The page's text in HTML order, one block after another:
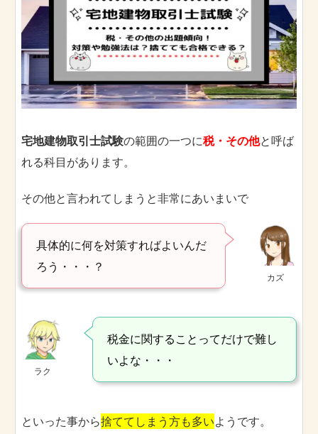
宅地建物取引士試験の範囲の一つに税・その他と呼ば
れる科目があります。
その他と言われてしまうと非常にあいまいで
カズ
具体的に何を対策すればよいんだ
ろう・・・？
ラク
税金に関することってだけで難し
いよな・・・
といった事から捨ててしまう方も多いようです。